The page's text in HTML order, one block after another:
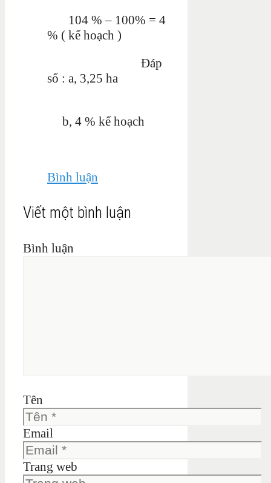
104 % – 100% = 4
% ( kế hoạch )
Đáp
số : a, 3,25 ha
b, 4 % kế hoạch
Bình luận
Viết một bình luận
Bình luận
Tên
Email
Trang web